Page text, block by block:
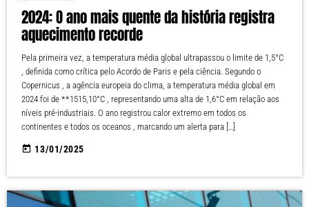
2024: O ano mais quente da história registra
aquecimento recorde
Pela primeira vez, a temperatura média global ultrapassou o limite de 1,5°C
, definida como crítica pelo Acordo de Paris e pela ciência. Segundo o
Copernicus , a agência europeia do clima, a temperatura média global em
2024 foi de **1515,10°C , representando uma alta de 1,6°C em relação aos
níveis pré-industriais. O ano registrou calor extremo em todos os
continentes e todos os oceanos , marcando um alerta para […]
today 13/01/2025